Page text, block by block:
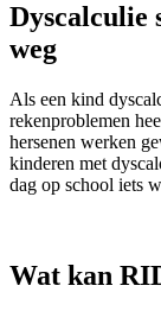
Dyscalculie
weg
Als een kind
rekenproblemen
hersenen werken
kinderen met
dag op school iets
Wat kan